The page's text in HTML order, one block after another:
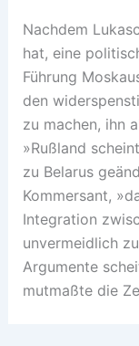
Nachdem
hat, eine
Führung
den
zu machen, ihn
»Rußland
zu Belarus
Kommersant,
Integration
unvermeidlich
Argumente
mutmaßte die